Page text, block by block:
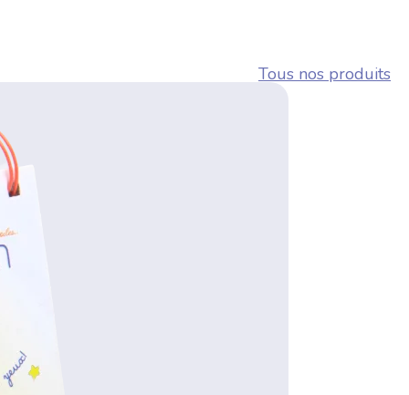
Tous nos produits